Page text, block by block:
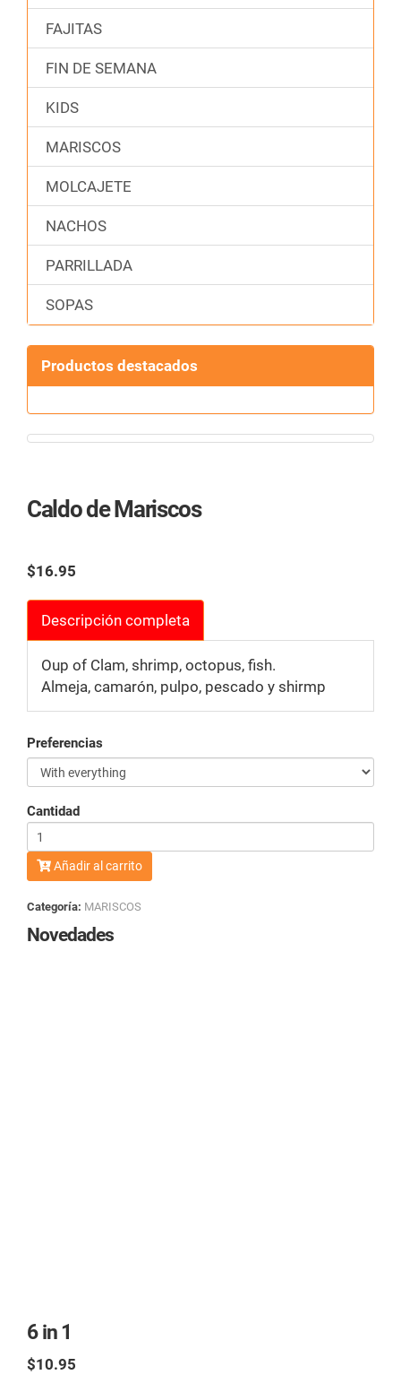
FAJITAS
FIN DE SEMANA
KIDS
MARISCOS
MOLCAJETE
NACHOS
PARRILLADA
SOPAS
Productos destacados
Caldo de Mariscos
$16.95
Descripción completa
Oup of Clam, shrimp, octopus, fish.
Almeja, camarón, pulpo, pescado y shirmp
Preferencias
Cantidad
Añadir al carrito
Categoría: MARISCOS
Novedades
6 in 1
$10.95